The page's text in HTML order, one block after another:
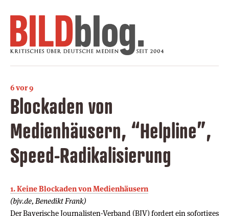
6 vor 9
Blockaden von
Medienhäusern, “Helpline”,
Speed-Radikalisierung
1. Keine Blockaden von Medienhäusern
(bjv.de, Benedikt Frank)
Der Bayerische Journalisten-Verband (BJV) fordert ein sofortiges